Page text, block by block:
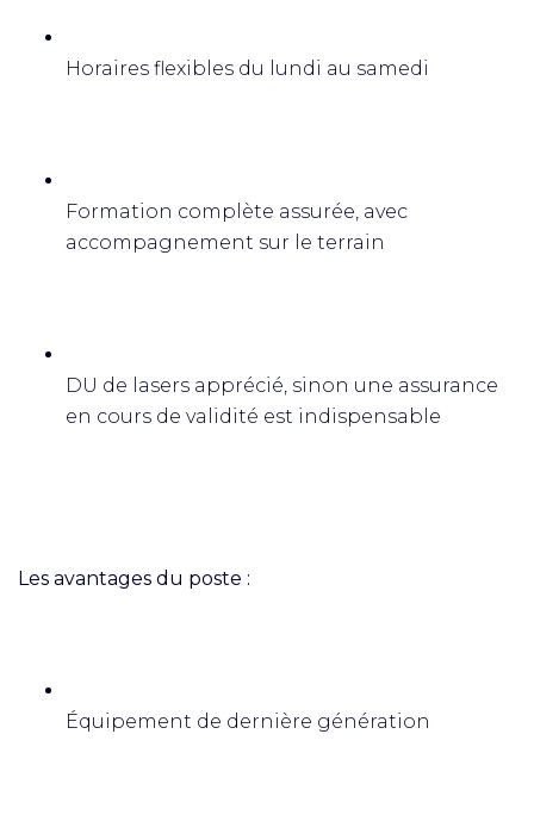
Horaires flexibles du lundi au samedi
Formation complète assurée, avec
accompagnement sur le terrain
DU de lasers apprécié, sinon une assurance
en cours de validité est indispensable
Les avantages du poste :
Équipement de dernière génération